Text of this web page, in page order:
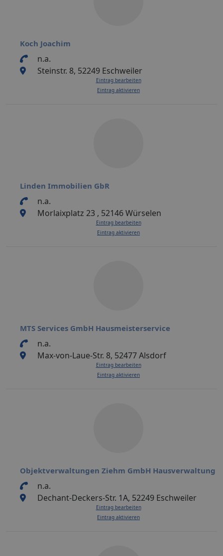
Koch Joachim
n.a.
Steinstr. 8, 52249 Eschweiler
Eintrag bearbeiten
Eintrag aktivieren
Linden Immobilien GbR
n.a.
Morlaixplatz 23 , 52146 Würselen
Eintrag bearbeiten
Eintrag aktivieren
MTS Services GmbH Hausmeisterservice
n.a.
Max-von-Laue-Str. 8, 52477 Alsdorf
Eintrag bearbeiten
Eintrag aktivieren
Objektverwaltungen Ziehm GmbH Hausverwaltung
n.a.
Dechant-Deckers-Str. 1A, 52249 Eschweiler
Eintrag bearbeiten
Eintrag aktivieren